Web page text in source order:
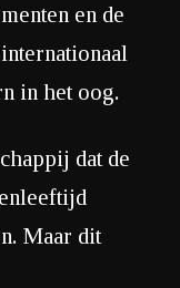
en de
in het oog.
dat de
Maar dit